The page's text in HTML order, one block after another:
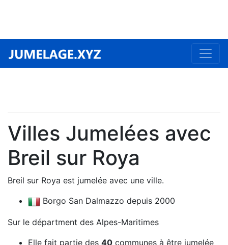
Villes Jumelées avec
Breil sur Roya
Breil sur Roya est jumelée avec une ville.
Borgo San Dalmazzo depuis 2000
Sur le départment des Alpes-Maritimes
Elle fait partie des 40 communes à être jumelée